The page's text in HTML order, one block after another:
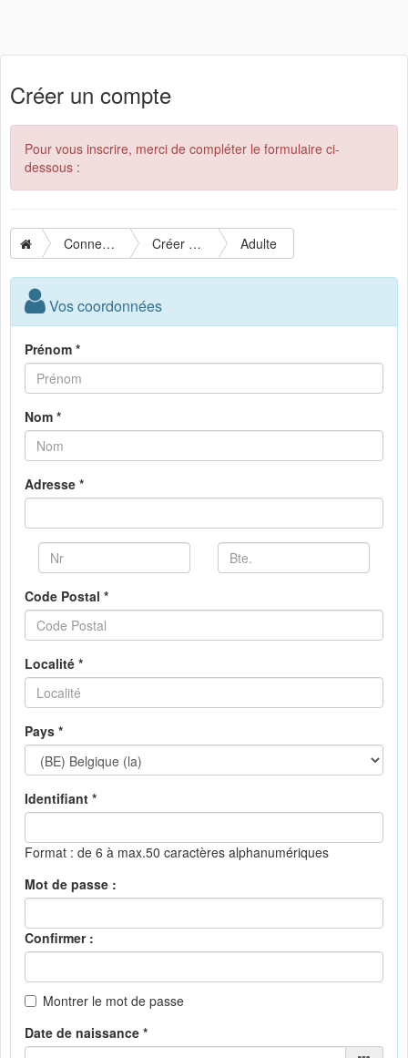
Créer un compte
Pour vous inscrire, merci de compléter le formulaire ci-
dessous :
Connexion Créer un compte Adulte
Vos coordonnées
Prénom *
Nom *
Adresse *
Code Postal *
Localité *
Pays *
Identifiant *
Format : de 6 à max.50 caractères alphanumériques
Mot de passe :
Confirmer :
Montrer le mot de passe
Date de naissance *